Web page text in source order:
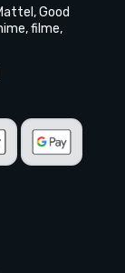
Good
filme,